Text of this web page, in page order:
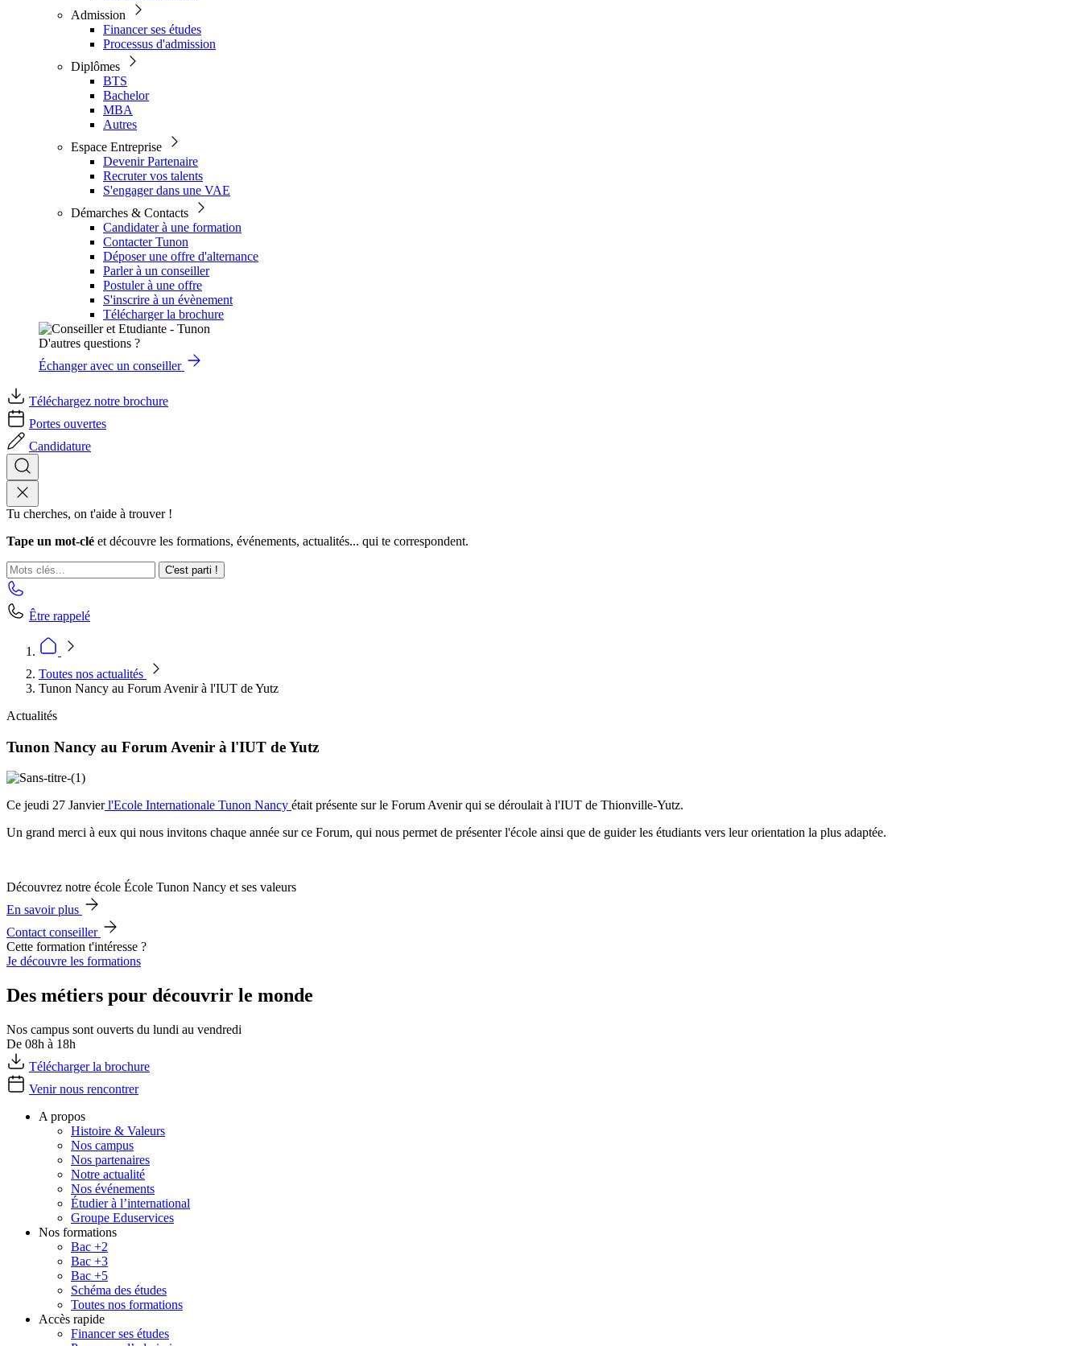
Admission
Financer ses études
Processus d'admission
Diplômes
BTS
Bachelor
MBA
Autres
Espace Entreprise
Devenir Partenaire
Recruter vos talents
S'engager dans une VAE
Démarches & Contacts
Candidater à une formation
Contacter Tunon
Déposer une offre d'alternance
Parler à un conseiller
Postuler à une offre
S'inscrire à un évènement
Télécharger la brochure
D'autres questions ?
Échanger avec un conseiller
Téléchargez notre brochure
Portes ouvertes
Candidature
Tu cherches, on t'aide à trouver !
Tape un mot-clé et découvre les formations, événements, actualités... qui te correspondent.
C'est parti !
Être rappelé
Toutes nos actualités
Tunon Nancy au Forum Avenir à l'IUT de Yutz
Actualités
Tunon Nancy au Forum Avenir à l'IUT de Yutz
Ce jeudi 27 Janvierl'Ecole Internationale Tunon Nancy était présente sur le Forum Avenir qui se déroulait à l'IUT de Thionville-Yutz.
Un grand merci à eux qui nous invitons chaque année sur ce Forum, qui nous permet de présenter l'école ainsi que de guider les étudiants vers leur orientation la plus adaptée.
Découvrez notre école École Tunon Nancy et ses valeurs
En savoir plus
Contact conseiller
Cette formation t'intéresse ?
Je découvre les formations
Des métiers pour découvrir le monde
Nos campus sont ouverts du lundi au vendredi
De 08h à 18h
Télécharger la brochure
Venir nous rencontrer
A propos
Histoire & Valeurs
Nos campus
Nos partenaires
Notre actualité
Nos événements
Étudier à l’international
Groupe Eduservices
Nos formations
Bac +2
Bac +3
Bac +5
Schéma des études
Toutes nos formations
Accès rapide
Financer ses études